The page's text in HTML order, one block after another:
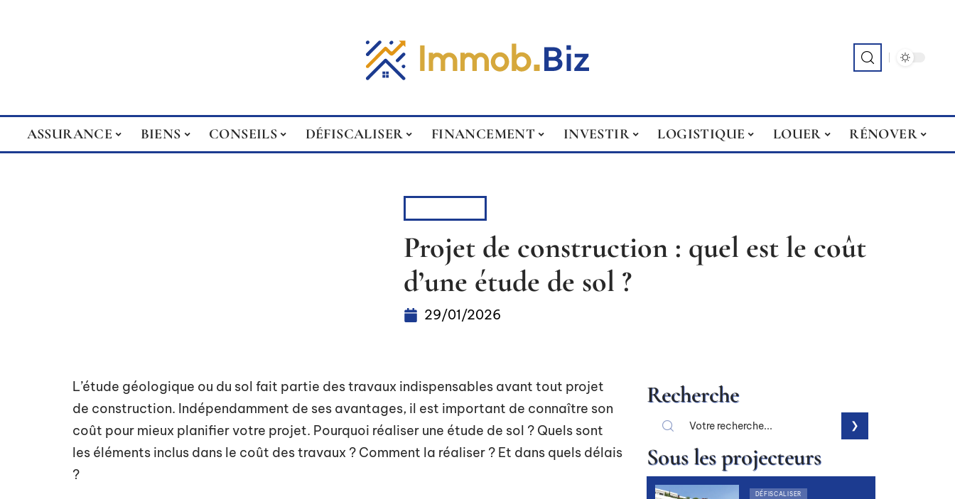
ASSURANCE BIENS CONSEILS DÉFISCALISER FINANCEMENT INVESTIR LOGISTIQUE LOUER RÉNOVER
Projet de construction : quel est le coût
d’une étude de sol ?
29/01/2026
L’étude géologique ou du sol fait partie des travaux indispensables avant tout projet
de construction. Indépendamment de ses avantages, il est important de connaître son
coût pour mieux planifier votre projet. Pourquoi réaliser une étude de sol ? Quels sont
les éléments inclus dans le coût des travaux ? Comment la réaliser ? Et dans quels délais
?
Recherche
Sous les projecteurs
DÉFISCALISER